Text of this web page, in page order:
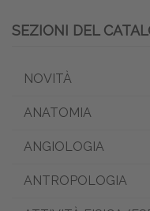
SEZIONI DEL
NOVITÀ
ANATOMIA
ANGIOLOGIA
ANTROPOLOGIA